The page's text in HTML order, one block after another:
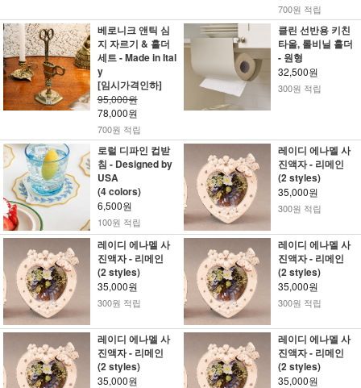
700원 적립
베로니크 앤틱 심
지 자르기 & 홀더
세트 - Made in Ital
y
[임시가격인하]
95,000원
78,000원
700원 적립
클린 선반용 키친
타올, 롤비닐 홀더
- 원형
32,500원
300원 적립
로럴 디파인 컵받
침 - Designed by
USA
(4 colors)
6,500원
100원 적립
레이디 에나멜 사
진액자 - 리메인
(2 styles)
35,000원
300원 적립
레이디 에나멜 사
진액자 - 리메인
(2 styles)
35,000원
300원 적립
레이디 에나멜 사
진액자 - 리메인
(2 styles)
35,000원
300원 적립
레이디 에나멜 사
진액자 - 리메인
(2 styles)
35,000원
레이디 에나멜 사
진액자 - 리메인
(2 styles)
35,000원